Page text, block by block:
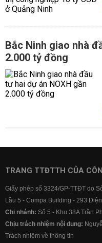
Bắc Ninh giao nhà
2.000 tỷ đồng
TRANG TTĐTTH CỦA
Giấy phép số 3324/GP-TTĐT do
Lầu 5 - Compa Building - 293
Chi nhánh: Số 5 - Khu 38A Trần
Chịu trách nhiệm nội dung:
Trách nhiệm về thông tin